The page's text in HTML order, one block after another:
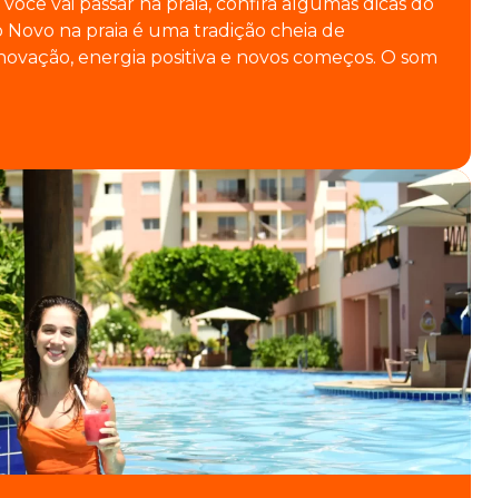
na praia é uma tradição cheia de
energia positiva e novos começos. O som